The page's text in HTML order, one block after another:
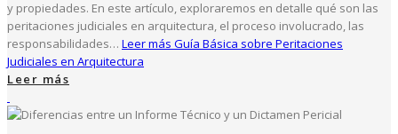
y propiedades. En este artículo, exploraremos en detalle qué son las
peritaciones judiciales en arquitectura, el proceso involucrado, las
responsabilidades… Leer más Guía Básica sobre Peritaciones
Judiciales en Arquitectura
Leer más